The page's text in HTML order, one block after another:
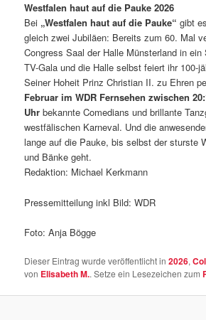
Westfalen haut auf die Pauke 2026
Bei „Westfalen haut auf die Pauke“ gibt
gleich zwei Jubiläen: Bereits zum 60. Mal
Congress Saal der Halle Münsterland in
TV-Gala und die Halle selbst feiert ihr 100-
Seiner Hoheit Prinz Christian II. zu Ehren
Februar im WDR Fernsehen zwischen
Uhr bekannte Comedians und brillante
westfälischen Karneval. Und die
lange auf die Pauke, bis selbst der sturste
und Bänke geht.
Redaktion: Michael Kerkmann
Pressemitteilung inkl Bild: WDR
Foto: Anja Bögge
Dieser Eintrag wurde veröffentlicht in2026,
von Elisabeth M.. Setze ein Lesezeichen zum